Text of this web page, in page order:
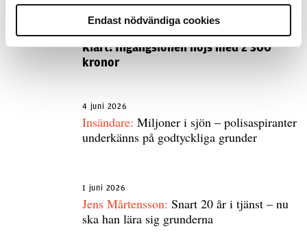
Endast nödvändiga cookies
Klart: Ingångslönen höjs med 2 300
kronor
4 juni 2026
Insändare: Miljoner i sjön – polisaspiranter
underkänns på godtyckliga grunder
1 juni 2026
Jens Mårtensson: Snart 20 år i tjänst – nu
ska han lära sig grunderna